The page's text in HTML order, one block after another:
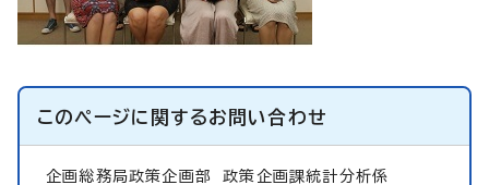
このページに関するお問い合わせ
企画総務局政策企画部政策企画課統計分析係